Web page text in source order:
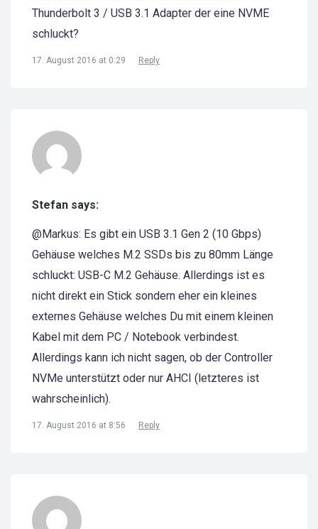
Thunderbolt 3 / USB 3.1 Adapter der eine NVME
schluckt?
17. August 2016 at 0:29 Reply
Stefan says:
@Markus: Es gibt ein USB 3.1 Gen 2 (10 Gbps)
Gehäuse welches M.2 SSDs bis zu 80mm Länge
schluckt: USB-C M.2 Gehäuse. Allerdings ist es
nicht direkt ein Stick sondern eher ein kleines
externes Gehäuse welches Du mit einem kleinen
Kabel mit dem PC / Notebook verbindest.
Allerdings kann ich nicht sagen, ob der Controller
NVMe unterstützt oder nur AHCI (letzteres ist
wahrscheinlich).
17. August 2016 at 8:56 Reply